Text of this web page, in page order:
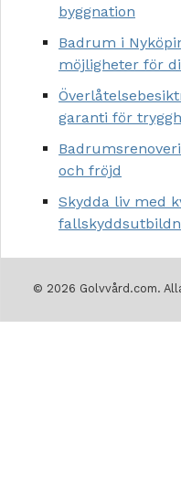
byggnation
Badrum i
möjligheter för
garanti för
och fröjd
Skydda liv med
© 2026 Golvvård.com.